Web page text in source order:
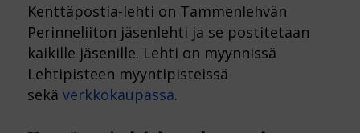
Kenttäpostia-lehti on Tammenlehvän
Perinneliiton jäsenlehti ja se postitetaan
kaikille jäsenille. Lehti on myynnissä
Lehtipisteen myyntipisteissä
sekä verkkokaupassa.